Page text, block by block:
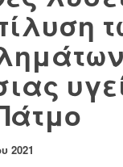
2021